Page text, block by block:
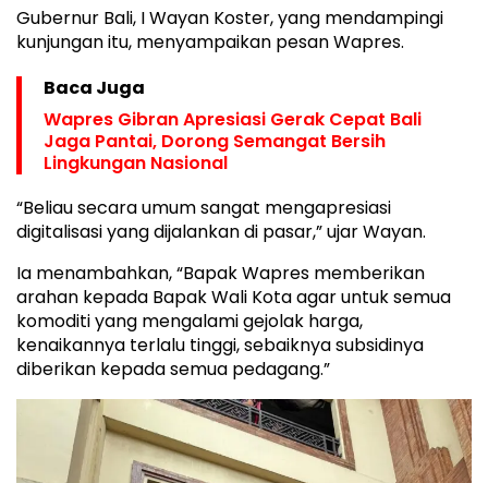
Gubernur Bali, I Wayan Koster, yang mendampingi
kunjungan itu, menyampaikan pesan Wapres.
Baca Juga
Wapres Gibran Apresiasi Gerak Cepat Bali
Jaga Pantai, Dorong Semangat Bersih
Lingkungan Nasional
“Beliau secara umum sangat mengapresiasi
digitalisasi yang dijalankan di pasar,” ujar Wayan.
Ia menambahkan, “Bapak Wapres memberikan
arahan kepada Bapak Wali Kota agar untuk semua
komoditi yang mengalami gejolak harga,
kenaikannya terlalu tinggi, sebaiknya subsidinya
diberikan kepada semua pedagang.”